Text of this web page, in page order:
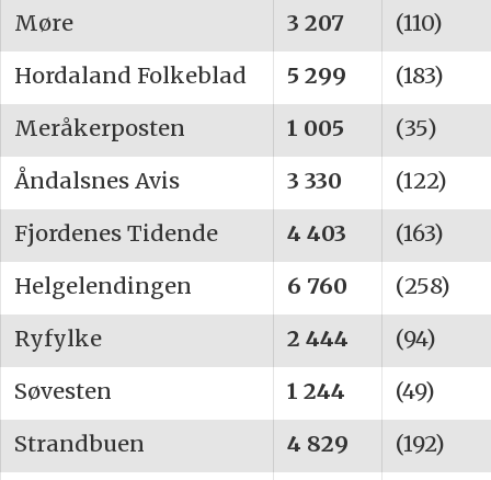
Møre 3 207
(110)
Hordaland Folkeblad
5 299
(183)
Meråkerposten
1 005
(35)
Åndalsnes Avis
3 330
(122)
Fjordenes Tidende
4 403
(163)
Helgelendingen
6 760
(258)
Ryfylke
2 444
(94)
Søvesten
1 244
(49)
Strandbuen
4 829
(192)